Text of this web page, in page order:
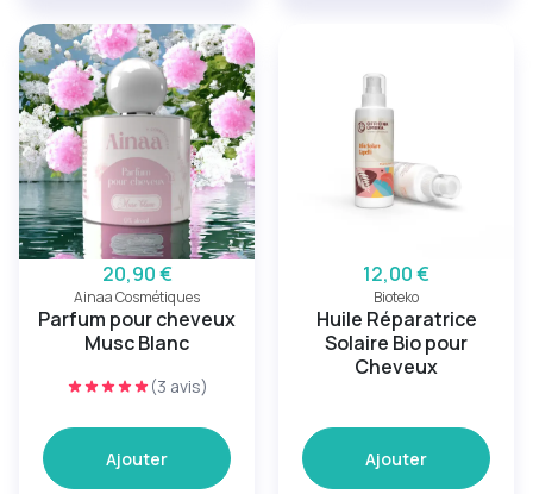
20,90 €
Ainaa Cosmétiques
Parfum pour cheveux
Musc Blanc
(3 avis)
Ajouter
12,00 €
Bioteko
Huile Réparatrice
Solaire Bio pour
Cheveux
Ajouter